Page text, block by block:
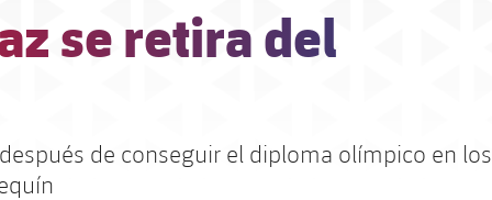
se retira del
de conseguir el diploma olímpico en los